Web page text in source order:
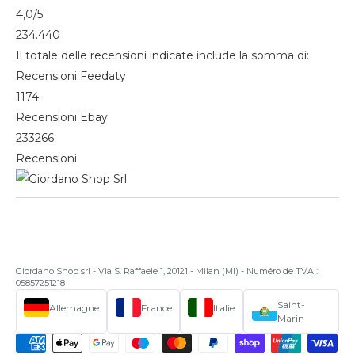
4,0/5
234.440
Il totale delle recensioni indicate include la somma di:
Recensioni Feedaty
1174
Recensioni Ebay
233266
Recensioni
Giordano Shop srl - Via S. Raffaele 1, 20121 - Milan (MI) - Numéro de TVA :
05857251218
Allemagne France Italie
Saint-
Marin